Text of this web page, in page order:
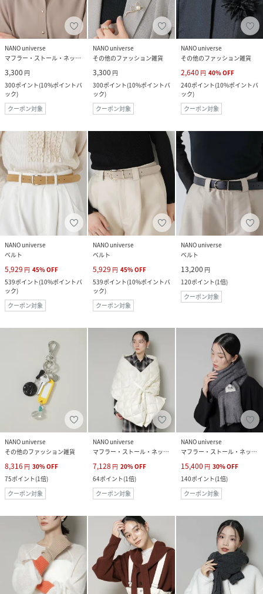
NANO universe
マフラー・ストール・ネックウォーマー
3,300 円
300ポイント(10%ポイントバ
ック)
クーポン対象
NANO universe
その他のファッション雑貨
3,300 円
300ポイント(10%ポイントバ
ック)
クーポン対象
NANO universe
その他のファッション雑貨
2,640 円 40%OFF
240ポイント(10%ポイントバ
ック)
クーポン対象
NANO universe
ベルト
5,929 円 45%OFF
539ポイント(10%ポイントバ
ック)
クーポン対象
NANO universe
ベルト
5,929 円 45%OFF
539ポイント(10%ポイントバ
ック)
クーポン対象
NANO universe
ベルト
13,200 円
120ポイント(1倍)
クーポン対象
NANO universe
その他のファッション雑貨
8,316 円 30%OFF
75ポイント(1倍)
クーポン対象
NANO universe
マフラー・ストール・ネックウォーマー
7,128 円 20%OFF
64ポイント(1倍)
クーポン対象
NANO universe
マフラー・ストール・ネックウォーマー
15,400 円 30%OFF
140ポイント(1倍)
クーポン対象